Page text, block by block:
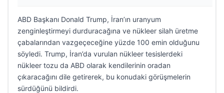
ABD Başkanı Donald Trump, İran’ın uranyum
zenginleştirmeyi durduracağına ve nükleer silah üretme
çabalarından vazgeçeceğine yüzde 100 emin olduğunu
söyledi. Trump, İran’da vurulan nükleer tesislerdeki
nükleer tozu da ABD olarak kendilerinin oradan
çıkaracağını dile getirerek, bu konudaki görüşmelerin
sürdüğünü bildirdi.